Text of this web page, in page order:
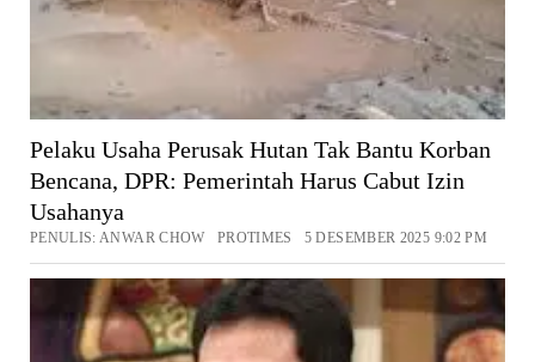
Pelaku Usaha Perusak Hutan Tak Bantu Korban
Bencana, DPR: Pemerintah Harus Cabut Izin
Usahanya
PENULIS: ANWAR CHOW PROTIMES 5 DESEMBER 2025 9:02 PM